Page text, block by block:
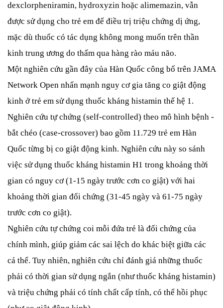
dexclorpheniramin, hydroxyzin hoặc alimemazin, vẫn
được sử dụng cho trẻ em để điều trị triệu chứng dị ứng,
mặc dù thuốc có tác dụng không mong muốn trên thần
kinh trung ương do thấm qua hàng rào máu não.
Một nghiên cứu gần đây của Hàn Quốc công bố trên JAMA
Network Open nhấn mạnh nguy cơ gia tăng co giật động
kinh ở trẻ em sử dụng thuốc kháng histamin thế hệ 1.
Nghiên cứu tự chứng (self-controlled) theo mô hình bệnh -
bắt chéo (case-crossover) bao gồm 11.729 trẻ em Hàn
Quốc từng bị co giật động kinh. Nghiên cứu này so sánh
việc sử dụng thuốc kháng histamin H1 trong khoảng thời
gian có nguy cơ (1-15 ngày trước cơn co giật) với hai
khoảng thời gian đối chứng (31-45 ngày và 61-75 ngày
trước cơn co giật).
Nghiên cứu tự chứng coi mỗi đứa trẻ là đối chứng của
chính mình, giúp giảm các sai lệch do khác biệt giữa các
cá thể. Tuy nhiên, nghiên cứu chỉ đánh giá những thuốc
phải có thời gian sử dụng ngắn (như thuốc kháng histamin)
và triệu chứng phải có tính chất cấp tính, có thể hồi phục